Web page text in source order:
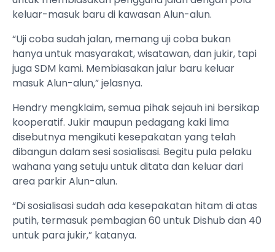
keluar-masuk baru di kawasan Alun-alun.
“Uji coba sudah jalan, memang uji coba bukan
hanya untuk masyarakat, wisatawan, dan jukir, tapi
juga SDM kami. Membiasakan jalur baru keluar
masuk Alun-alun,” jelasnya.
Hendry mengklaim, semua pihak sejauh ini bersikap
kooperatif. Jukir maupun pedagang kaki lima
disebutnya mengikuti kesepakatan yang telah
dibangun dalam sesi sosialisasi. Begitu pula pelaku
wahana yang setuju untuk ditata dan keluar dari
area parkir Alun-alun.
“Di sosialisasi sudah ada kesepakatan hitam di atas
putih, termasuk pembagian 60 untuk Dishub dan 40
untuk para jukir,” katanya.